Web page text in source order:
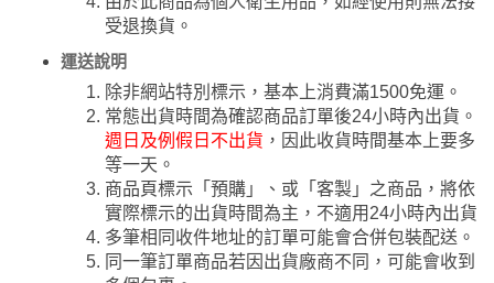
受退換貨。
運送說明
除非網站特別標示，基本上消費滿1500免運。
常態出貨時間為確認商品訂單後24小時內出貨。
週日及例假日不出貨 ，因此收貨時間基本上要多
等一天。
商品頁標示「預購」、或「客製」之商品，將依
實際標示的出貨時間為主，不適用24小時內出貨
多筆相同收件地址的訂單可能會合併包裝配送。
同一筆訂單商品若因出貨廠商不同，可能會收到